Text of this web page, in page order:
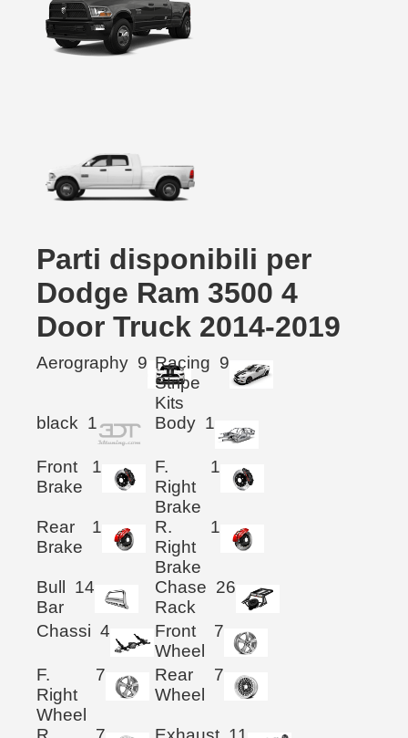
Parti disponibili per
Dodge Ram 3500 4
Door Truck 2014-2019
Aerography 9 Racing
Stripe
Kits
9
black 1 Body 1
Front
Brake
1
F.
Right
Brake
1
Rear
Brake
1
R.
Right
Brake
1
Bull
Bar
14
Chase
Rack
26
Chassi 4
Front
Wheel
7
F.
Right
Wheel
7
Rear
Wheel
7